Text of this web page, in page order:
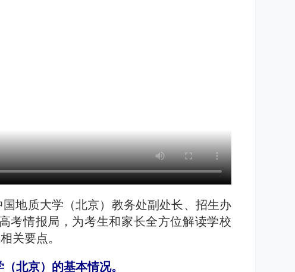
地质大学（北京）教务处副处长、招生办
考情报局，为考生和家长全方位解读学校
关要点。
北京）的基本情况。